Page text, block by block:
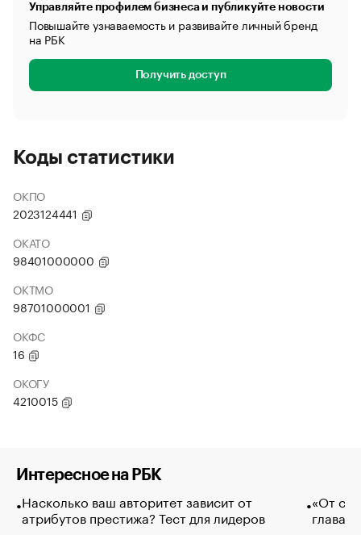
Управляйте профилем бизнеса и публикуйте новости
Повышайте узнаваемость и развивайте личный бренд
на РБК
Получить доступ
Коды статистики
ОКПО
2023124441
ОКАТО
98401000000
ОКТМО
98701000001
ОКФС
16
ОКОГУ
4210015
Интересное на РБК
Насколько ваш авторитет зависит от
атрибутов престижа? Тест для лидеров
«От
глава